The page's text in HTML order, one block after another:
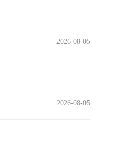
2026-08-05
2026-08-05